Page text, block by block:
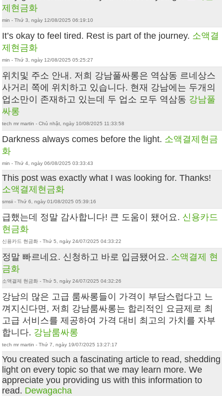
제현금화
min - Thứ 3, ngày 12/08/2025 06:19:10
It’s okay to feel tired. Rest is part of the journey. 소액결
제현금화
min - Thứ 3, ngày 12/08/2025 05:25:27
위치및 주소 안내. 저희 강남풀싸롱은 역삼동 르네상스
사거리 쪽에 위치하고 있습니다. 현재 강남에는 두개의
업소만이 존재하고 있는데 두 업소 모두 역삼동 강남풀
싸롱
tech mr martin - Chủ nhật, ngày 10/08/2025 11:33:58
Darkness always comes before the light. 소액결제현금
화
min - Thứ 4, ngày 06/08/2025 03:33:43
This post was exactly what I was looking for. Thanks!
소액결제현금화
smsii - Thứ 6, ngày 01/08/2025 05:39:16
급했는데 정말 감사합니다! 큰 도움이 됐어요. 신용카드
현금화
신용카드 현금화 - Thứ 5, ngày 24/07/2025 04:33:22
정말 빠르네요. 신청하고 바로 입금됐어요. 소액결제 현
금화
소액결제 현금화 - Thứ 5, ngày 24/07/2025 04:32:26
강남의 많은 고급 룸싸롱들이 가격이 부담스럽다고 느
껴지신다면, 저희 강남룸싸롱는 합리적인 요금제로 최
고급 서비스를 제공하여 가격 대비 최고의 가치를 자부
합니다. 강남룸싸롱
tech mr martin - Thứ 7, ngày 19/07/2025 13:27:17
You created such a fascinating article to read, shedding
light on every topic so that we may learn more. We
appreciate you providing us with this information to
read. Dewagacha